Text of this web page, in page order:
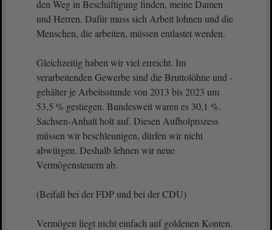
den Weg in Beschäftigung finden, meine Damen
und Herren. Dafür muss sich Arbeit lohnen und die
Menschen, die arbeiten, müssen entlastet werden.
Gleichzeitig haben wir viel erreicht. Im
verarbeitenden Gewerbe sind die Bruttolöhne und -
gehälter je Arbeitsstunde von 2013 bis 2023 um
53,5 % gestiegen. Bundesweit waren es 30,1 %.
Sachsen-Anhalt holt auf. Diesen Aufholprozess
müssen wir beschleunigen, dürfen wir nicht
abwürgen. Deshalb lehnen wir neue
Vermögensteuern ab.
(Beifall bei der FDP und bei der CDU)
Vermögen liegt nicht einfach auf goldenen Konten.